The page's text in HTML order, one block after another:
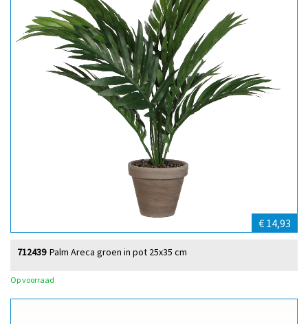
€ 14,93
Palm Areca groen in pot 25x35 cm
712439
Op voorraad